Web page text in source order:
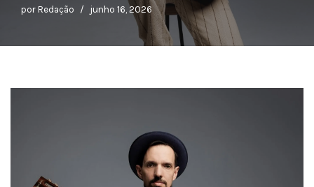
por Redação junho 16, 2026